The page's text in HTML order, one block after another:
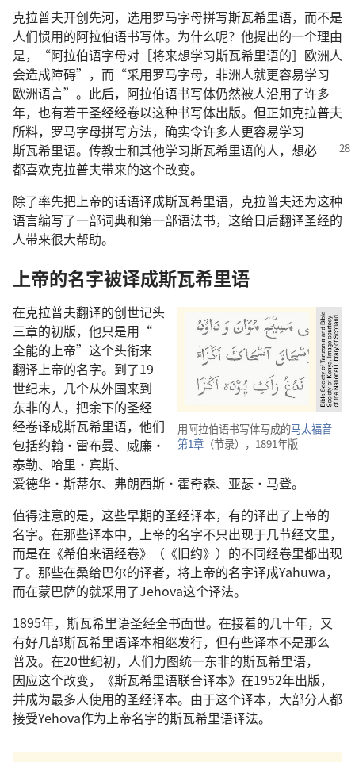
克拉普夫开创先河， 选用罗马字母拼写斯瓦希里语， 而不是
人们惯用的阿拉伯语书写体。 为什么呢？ 他提出的一个理由
是，“阿拉伯语字母对 ［将来想学习斯瓦希里语的］ 欧洲人
会造成障碍”， 而 “采用罗马字母， 非洲人就更容易学习
欧洲语言”。 此后， 阿拉伯语书写体仍然被人沿用了许多
年， 也有若干圣经经卷以这种书写体出版。 但正如克拉普夫
所料， 罗马字母拼写方法， 确实令许多人更容易学习
斯瓦希里语。 传教士和其他学习斯瓦希里语的人， 想必
都喜欢克拉普夫带来的这个改变。
除了率先把 上帝的话语译成斯瓦希里语， 克拉普夫还为这种
语言编写了一部词典和第一部语法书， 这给日后翻译圣经的
人带来很大帮助。
上帝的名字被译成斯瓦希里语
用阿拉伯语书写体写成的马太福音
第1章 （节录），1891年版
在克拉普夫翻译的创世记头
三章的初版， 他只是用 “
全能的上帝” 这个头衔来
翻译上帝的名字。 到了19
世纪末， 几个从外国来到
东非的人， 把余下的圣经
经卷译成斯瓦希里语， 他们
包括约翰 · 雷布曼、 威廉 ·
泰勒、 哈里 · 宾斯、
爱德华 · 斯蒂尔、 弗朗西斯 · 霍奇森、 亚瑟 · 马登。
值得注意的是， 这些早期的圣经译本， 有的译出了上帝的
名字。 在那些译本中， 上帝的名字不只出现于几节经文里，
而是在 《希伯来语经卷》（《旧约》） 的不同经卷里都出现
了。 那些在桑给巴尔的译者， 将上帝的名字译成Yahuwa，
而在蒙巴萨的就采用了Jehova这个译法。
1895年， 斯瓦希里语圣经全书面世。 在接着的几十年， 又
有好几部斯瓦希里语译本相继发行， 但有些译本不是那么
普及。 在20世纪初， 人们力图统一东非的斯瓦希里语，
因应这个改变，《斯瓦希里语联合译本》 在1952年出版，
并成为最多人使用的圣经译本。 由于这个译本， 大部分人都
接受Yehova作为上帝名字的斯瓦希里语译法。